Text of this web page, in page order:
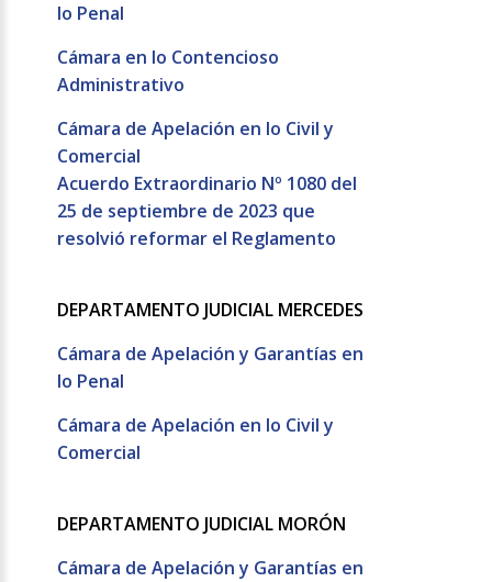
lo Penal
Cámara en lo Contencioso
Administrativo
Cámara de Apelación en lo Civil y
Comercial
Acuerdo Extraordinario Nº 1080 del
25 de septiembre de 2023 que
resolvió reformar el Reglamento
DEPARTAMENTO JUDICIAL MERCEDES
Cámara de Apelación y Garantías en
lo Penal
Cámara de Apelación en lo Civil y
Comercial
DEPARTAMENTO JUDICIAL MORÓN
Cámara de Apelación y Garantías en